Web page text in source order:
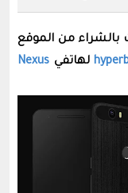
من الموقع
لهاتفي Nexus